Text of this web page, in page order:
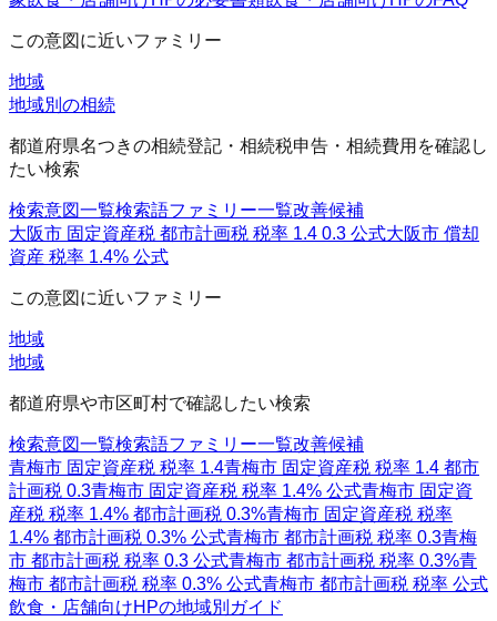
この意図に近いファミリー
地域
地域別の相続
都道府県名つきの相続登記・相続税申告・相続費用を確認し
たい検索
検索意図一覧検索語ファミリー一覧改善候補
大阪市 固定資産税 都市計画税 税率 1.4 0.3 公式大阪市 償却
資産 税率 1.4% 公式
この意図に近いファミリー
地域
地域
都道府県や市区町村で確認したい検索
検索意図一覧検索語ファミリー一覧改善候補
青梅市 固定資産税 税率 1.4青梅市 固定資産税 税率 1.4 都市
計画税 0.3青梅市 固定資産税 税率 1.4% 公式青梅市 固定資
産税 税率 1.4% 都市計画税 0.3%青梅市 固定資産税 税率
1.4% 都市計画税 0.3% 公式青梅市 都市計画税 税率 0.3青梅
市 都市計画税 税率 0.3 公式青梅市 都市計画税 税率 0.3%青
梅市 都市計画税 税率 0.3% 公式青梅市 都市計画税 税率 公式
飲食・店舗向けHPの地域別ガイド